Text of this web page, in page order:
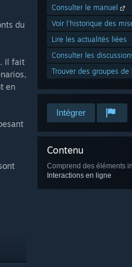
Consulter le manuel
Voir l'historique des
Lire les actualités liées
Consulter les
Trouver des groupes
Intégrer
Contenu
Comprend des éléments
Interactions en ligne
du
Il fait
en